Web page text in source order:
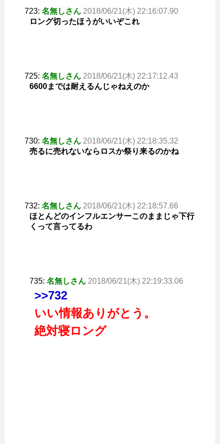
723: 名無しさん 2018/06/21(木) 22:16:07.90
ロング切ったほうがいいぞこれ
725: 名無しさん 2018/06/21(木) 22:17:12.43
6600までは耐えるんじゃねえのか
730: 名無しさん 2018/06/21(木) 22:18:35.32
売るに売れないならロスか祭り来るのかね
732: 名無しさん 2018/06/21(木) 22:18:57.66
ほとんどのインフルエンサーこのままじゃ下行
くって言ってるわ
735: 名無しさん 2018/06/21(木) 22:19:33.06
>>732
いい情報ありがとう。
絶対寝ロング